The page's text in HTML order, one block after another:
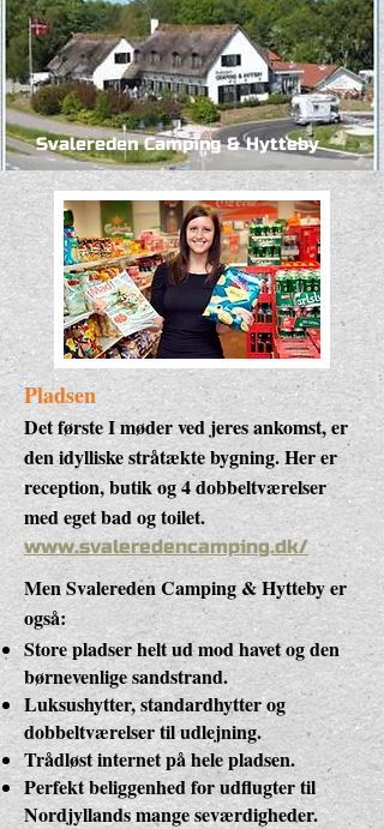
Svalereden Camping & Hytteby
Pladsen
Det første I møder ved jeres ankomst, er
den idylliske stråtækte bygning. Her er
reception, butik og 4 dobbeltværelser
med eget bad og toilet.
www.svaleredencamping.dk/
Men Svalereden Camping & Hytteby er
også:
Store pladser helt ud mod havet og den
børnevenlige sandstrand.
Luksushytter, standardhytter og
dobbeltværelser til udlejning.
Trådløst internet på hele pladsen.
Perfekt beliggenhed for udflugter til
Nordjyllands mange seværdigheder.